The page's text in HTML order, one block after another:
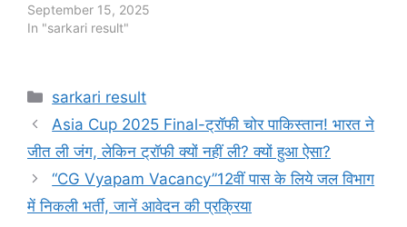
September 15, 2025
In "sarkari result"
Categories
sarkari result
Asia Cup 2025 Final-ट्रॉफी चोर पाकिस्तान! भारत ने
जीत ली जंग, लेकिन ट्रॉफी क्यों नहीं ली? क्यों हुआ ऐसा?
“CG Vyapam Vacancy”12वीं पास के लिये जल विभाग
में निकली भर्ती, जानें आवेदन की प्रक्रिया